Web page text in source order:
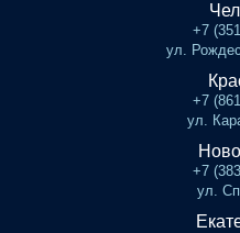
+7
ул.
+7
ул.
+7
ул.